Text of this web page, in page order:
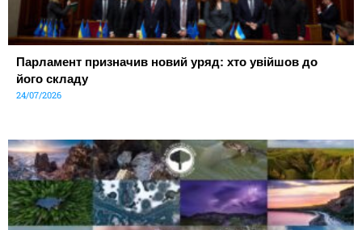
Парламент призначив новий уряд: хто увійшов до
його складу
24/07/2026